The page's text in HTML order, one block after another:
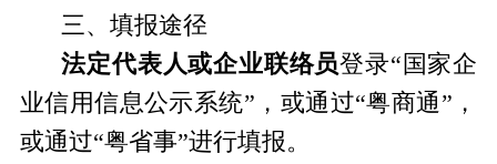
三、填报途径
法定代表人或企业联络员登录“国家企
业信用信息公示系统”，或通过“粤商通”，
或通过“粤省事”进行填报。